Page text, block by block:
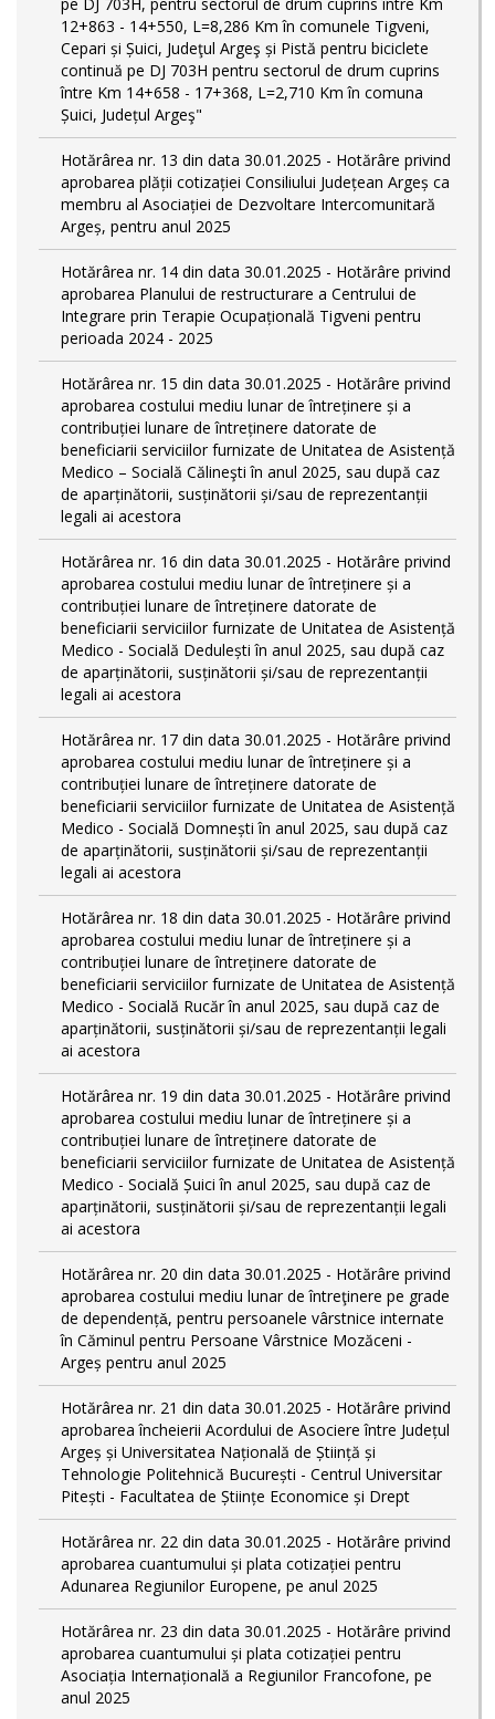
12+863 - 14+550, L=8,286 Km în comunele Tigveni,
Cepari și Șuici, Judeţul Argeş și Pistă pentru biciclete
continuă pe DJ 703H pentru sectorul de drum cuprins
între Km 14+658 - 17+368, L=2,710 Km în comuna
Șuici, Județul Argeş"
Hotărârea nr. 13 din data 30.01.2025 - Hotărâre privind
aprobarea plății cotizației Consiliului Județean Argeș ca
membru al Asociației de Dezvoltare Intercomunitară
Argeș, pentru anul 2025
Hotărârea nr. 14 din data 30.01.2025 - Hotărâre privind
aprobarea Planului de restructurare a Centrului de
Integrare prin Terapie Ocupațională Tigveni pentru
perioada 2024 - 2025
Hotărârea nr. 15 din data 30.01.2025 - Hotărâre privind
aprobarea costului mediu lunar de întreținere și a
contribuției lunare de întreținere datorate de
beneficiarii serviciilor furnizate de Unitatea de Asistență
Medico – Socială Călineşti în anul 2025, sau după caz
de aparținătorii, susținătorii și/sau de reprezentanții
legali ai acestora
Hotărârea nr. 16 din data 30.01.2025 - Hotărâre privind
aprobarea costului mediu lunar de întreținere și a
contribuției lunare de întreținere datorate de
beneficiarii serviciilor furnizate de Unitatea de Asistență
Medico - Socială Dedulești în anul 2025, sau după caz
de aparținătorii, susținătorii și/sau de reprezentanții
legali ai acestora
Hotărârea nr. 17 din data 30.01.2025 - Hotărâre privind
aprobarea costului mediu lunar de întreținere și a
contribuției lunare de întreținere datorate de
beneficiarii serviciilor furnizate de Unitatea de Asistență
Medico - Socială Domnești în anul 2025, sau după caz
de aparținătorii, susținătorii și/sau de reprezentanții
legali ai acestora
Hotărârea nr. 18 din data 30.01.2025 - Hotărâre privind
aprobarea costului mediu lunar de întreținere și a
contribuției lunare de întreținere datorate de
beneficiarii serviciilor furnizate de Unitatea de Asistență
Medico - Socială Rucăr în anul 2025, sau după caz de
aparținătorii, susținătorii și/sau de reprezentanții legali
ai acestora
Hotărârea nr. 19 din data 30.01.2025 - Hotărâre privind
aprobarea costului mediu lunar de întreținere și a
contribuției lunare de întreținere datorate de
beneficiarii serviciilor furnizate de Unitatea de Asistență
Medico - Socială Șuici în anul 2025, sau după caz de
aparținătorii, susținătorii și/sau de reprezentanții legali
ai acestora
Hotărârea nr. 20 din data 30.01.2025 - Hotărâre privind
aprobarea costului mediu lunar de întreţinere pe grade
de dependențǎ, pentru persoanele vârstnice internate
în Căminul pentru Persoane Vârstnice Mozăceni -
Argeș pentru anul 2025
Hotărârea nr. 21 din data 30.01.2025 - Hotărâre privind
aprobarea încheierii Acordului de Asociere între Județul
Argeș și Universitatea Națională de Știință și
Tehnologie Politehnică București - Centrul Universitar
Pitești - Facultatea de Științe Economice și Drept
Hotărârea nr. 22 din data 30.01.2025 - Hotărâre privind
aprobarea cuantumului și plata cotizației pentru
Adunarea Regiunilor Europene, pe anul 2025
Hotărârea nr. 23 din data 30.01.2025 - Hotărâre privind
aprobarea cuantumului și plata cotizației pentru
Asociația Internațională a Regiunilor Francofone, pe
anul 2025